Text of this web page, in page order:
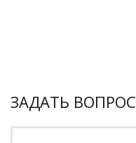
ЗАДАТЬ ВОПРОС